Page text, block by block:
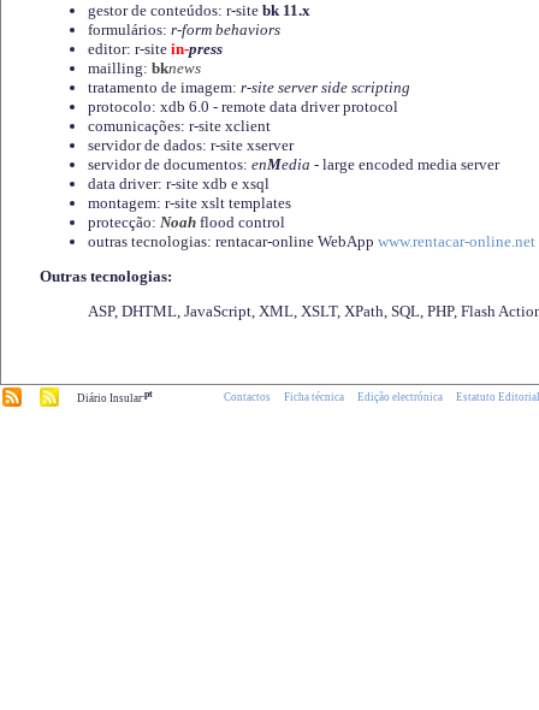
gestor de conteúdos: r-site bk 11.x
formulários: r-form behaviors
editor: r-site in-press
mailling: bknews
tratamento de imagem: r-site server side scripting
protocolo: xdb 6.0 - remote data driver protocol
comunicações: r-site xclient
servidor de dados: r-site xserver
servidor de documentos: enMedia - large encoded media server
data driver: r-site xdb e xsql
montagem: r-site xslt templates
protecção: Noah flood control
outras tecnologias: rentacar-online WebApp www.rentacar-online.net
Outras tecnologias:
ASP, DHTML, JavaScript, XML, XSLT, XPath, SQL, PHP, Flash
Diário Insular.pt Contactos Ficha técnica Edição electrónica Estatuto Editorial